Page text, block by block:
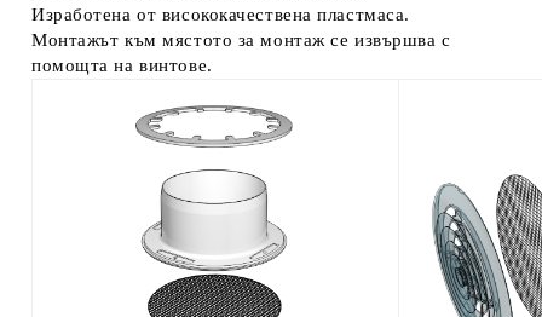
Изработена от висококачествена пластмаса.
Монтажът към мястото за монтаж се извършва с
помощта на винтове.